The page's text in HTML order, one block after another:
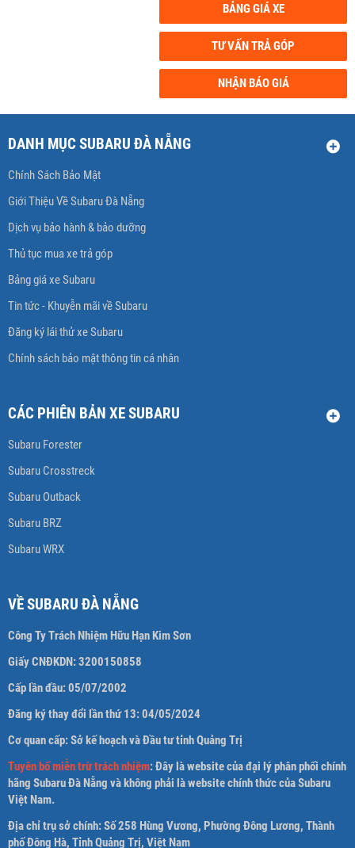
BẢNG GIÁ XE
TƯ VẤN TRẢ GÓP
NHẬN BÁO GIÁ
DANH MỤC SUBARU ĐÀ NẴNG
Chính Sách Bảo Mật
Giới Thiệu Về Subaru Đà Nẵng
Dịch vụ bảo hành & bảo dưỡng
Thủ tục mua xe trả góp
Bảng giá xe Subaru
Tin tức - Khuyễn mãi về Subaru
Đăng ký lái thử xe Subaru
Chính sách bảo mật thông tin cá nhân
CÁC PHIÊN BẢN XE SUBARU
Subaru Forester
Subaru Crosstreck
Subaru Outback
Subaru BRZ
Subaru WRX
VỀ SUBARU ĐÀ NẴNG
Công Ty Trách Nhiệm Hữu Hạn Kim Sơn
Giấy CNĐKDN:3200150858
Cấp lần đầu: 05/07/2002
Đăng ký thay đổi lần thứ 13: 04/05/2024
Cơ quan cấp: Sở kế hoạch và Đầu tư tỉnh Quảng Trị
Tuyên bố miễn trừ trách nhiệm: Đây là website của đại lý phân phối chính
hãng Subaru Đà Nẵng và không phải là website chính thức của Subaru
Việt Nam.
Địa chỉ trụ sở chính: Số 258 Hùng Vương, Phường Đông Lương, Thành
phố Đông Hà, Tỉnh Quảng Trị, Việt Nam